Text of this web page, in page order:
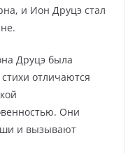
и Ион Друцэ стал
Друцэ была
отличаются
Они
и вызывают